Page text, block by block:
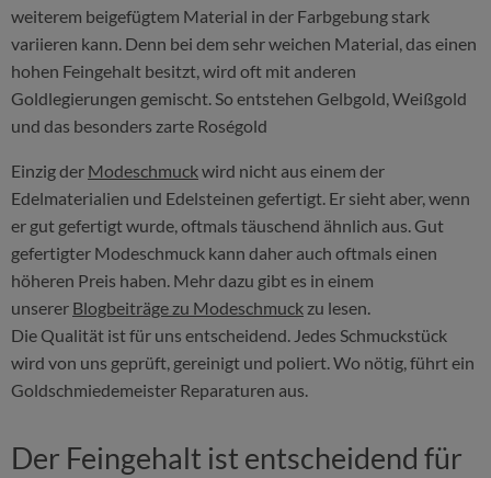
weiterem beigefügtem Material in der Farbgebung stark
variieren kann. Denn bei dem sehr weichen Material, das einen
hohen Feingehalt besitzt, wird oft mit anderen
Goldlegierungen gemischt. So entstehen Gelbgold, Weißgold
und das besonders zarte Roségold
Einzig der Modeschmuckwird nicht aus einem der
Edelmaterialien und Edelsteinen gefertigt. Er sieht aber, wenn
er gut gefertigt wurde, oftmals täuschend ähnlich aus. Gut
gefertigter Modeschmuck kann daher auch oftmals einen
höheren Preis haben. Mehr dazu gibt es in einem
unserer Blogbeiträge zu Modeschmuck zu lesen.
Die Qualität ist für uns entscheidend. Jedes Schmuckstück
wird von uns geprüft, gereinigt und poliert. Wo nötig, führt ein
Goldschmiedemeister Reparaturen aus.
Der Feingehalt ist entscheidend für